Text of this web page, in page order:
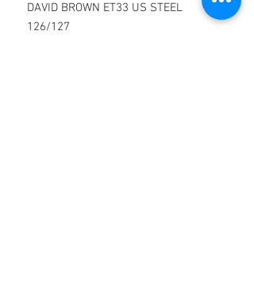
DAVID BROWN ET33 US STEEL
126/127